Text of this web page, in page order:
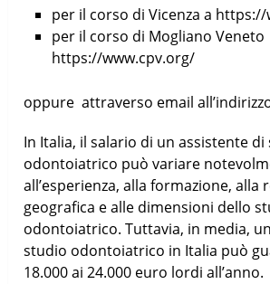
per il corso di Vicenza a
per il corso di Mogliano Veneto
https://www.cpv.org/
oppure attraverso email
In Italia, il salario di un assistente di
odontoiatrico può variare
all’esperienza, alla formazione, alla
geografica e alle dimensioni dello
odontoiatrico. Tuttavia, in media,
studio odontoiatrico in Italia può
18.000 ai 24.000 euro lordi all’anno.